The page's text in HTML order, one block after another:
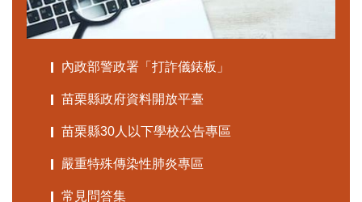
內政部警政署「打詐儀錶板」
苗栗縣政府資料開放平臺
苗栗縣30人以下學校公告專區
嚴重特殊傳染性肺炎專區
常見問答集